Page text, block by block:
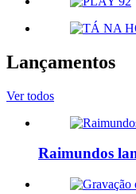
Lançamentos
Ver todos
Raimundos